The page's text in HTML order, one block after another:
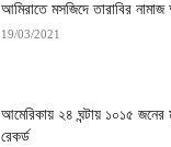
আমিরাতে মসজিদে তারাবির
19/03/2021
আমেরিকায় ২৪ ঘন্টায় ১০১৫ জনের
রেকর্ড